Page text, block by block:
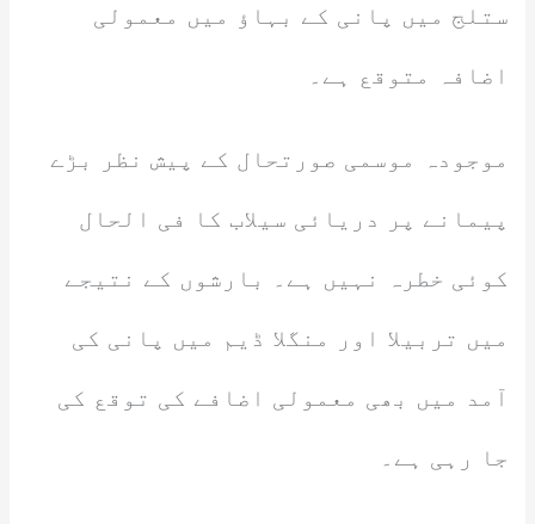
ستلج میں پانی کے بہاؤ میں معمولی
اضافہ متوقع ہے۔
موجودہ موسمی صورتحال کے پیش نظر بڑے
پیمانے پر دریائی سیلاب کا فی الحال
کوئی خطرہ نہیں ہے۔ بارشوں کے نتیجے
میں تربیلا اور منگلا ڈیم میں پانی کی
آمد میں بھی معمولی اضافے کی توقع کی
جا رہی ہے۔